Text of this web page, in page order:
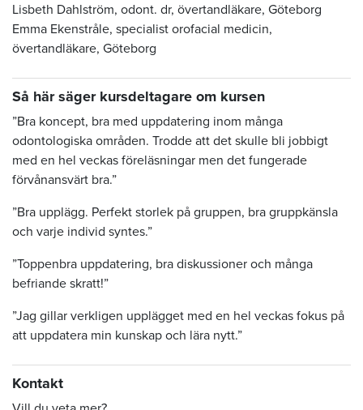
Lisbeth Dahlström, odont. dr, övertandläkare, Göteborg
Emma Ekenstråle, specialist orofacial medicin,
övertandläkare, Göteborg
Så här säger kursdeltagare om kursen
”Bra koncept, bra med uppdatering inom många
odontologiska områden. Trodde att det skulle bli jobbigt
med en hel veckas föreläsningar men det fungerade
förvånansvärt bra.”
”Bra upplägg. Perfekt storlek på gruppen, bra gruppkänsla
och varje individ syntes.”
”Toppenbra uppdatering, bra diskussioner och många
befriande skratt!”
”Jag gillar verkligen upplägget med en hel veckas fokus på
att uppdatera min kunskap och lära nytt.”
Kontakt